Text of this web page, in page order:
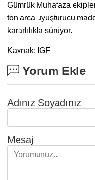
Gümrük Muhafaza
tonlarca uyuşturucu
kararlılıkla sürüyor.
Kaynak: IGF
Yorum Ekle
Adınız Soyadınız
Mesaj